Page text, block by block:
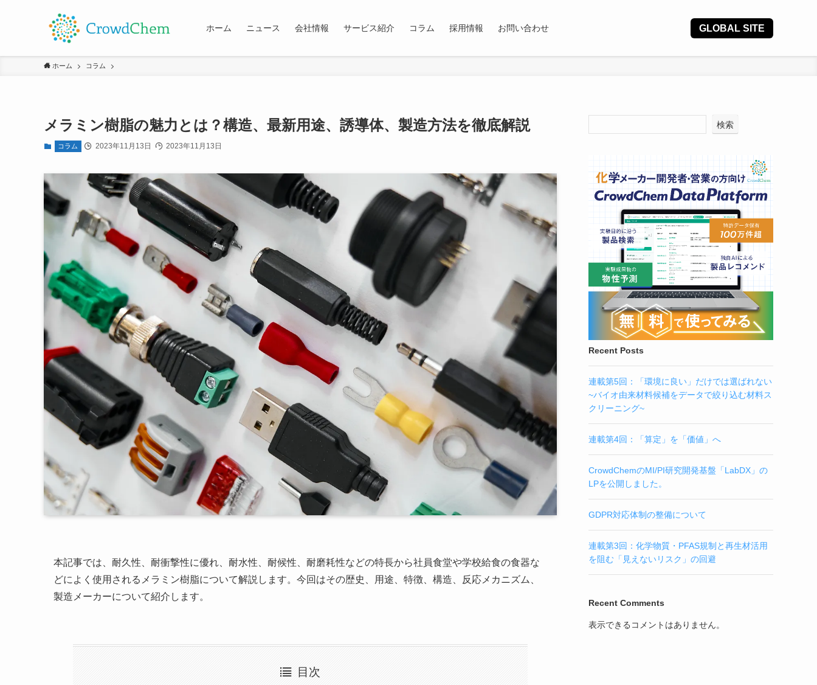
ホーム ニュース 会社情報 サービス紹介 コラム 採用情報 お問い合わせ GLOBAL SITE
ホーム コラム
メラミン樹脂の魅力とは？構造、最新用途、誘導体、製造方法を徹底解説
コラム 2023年11月13日 2023年11月13日
本記事では、耐久性、耐衝撃性に優れ、耐水性、耐候性、耐磨耗性などの特長から社員食堂や学校給食の食器な
どによく使用されるメラミン樹脂について解説します。今回はその歴史、用途、特徴、構造、反応メカニズム、
製造メーカーについて紹介します。
目次
検索
Recent Posts
連載第5回：「環境に良い」だけでは選ばれない
~バイオ由来材料候補をデータで絞り込む材料ス
クリーニング~
連載第4回：「算定」を「価値」へ
CrowdChemのMI/PI研究開発基盤「LabDX」の
LPを公開しました。
GDPR対応体制の整備について
連載第3回：化学物質・PFAS規制と再生材活用
を阻む「見えないリスク」の回避
Recent Comments
表示できるコメントはありません。